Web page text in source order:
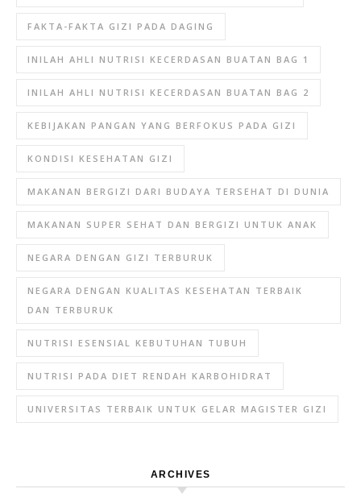
FAKTA-FAKTA GIZI PADA DAGING
INILAH AHLI NUTRISI KECERDASAN BUATAN BAG 1
INILAH AHLI NUTRISI KECERDASAN BUATAN BAG 2
KEBIJAKAN PANGAN YANG BERFOKUS PADA GIZI
KONDISI KESEHATAN GIZI
MAKANAN BERGIZI DARI BUDAYA TERSEHAT DI DUNIA
MAKANAN SUPER SEHAT DAN BERGIZI UNTUK ANAK
NEGARA DENGAN GIZI TERBURUK
NEGARA DENGAN KUALITAS KESEHATAN TERBAIK
DAN TERBURUK
NUTRISI ESENSIAL KEBUTUHAN TUBUH
NUTRISI PADA DIET RENDAH KARBOHIDRAT
UNIVERSITAS TERBAIK UNTUK GELAR MAGISTER GIZI
ARCHIVES